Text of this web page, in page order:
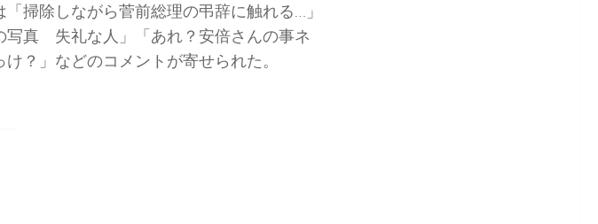
掃除しながら菅前総理の弔辞に触れる…」
写真 失礼な人」「あれ？安倍さんの事ネ
？」などのコメントが寄せられた。